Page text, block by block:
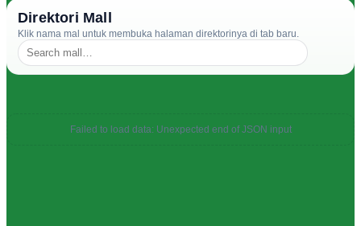
Direktori Mall
Klik nama mal untuk membuka halaman direktorinya di tab baru.
Failed to load data: Unexpected end of JSON input